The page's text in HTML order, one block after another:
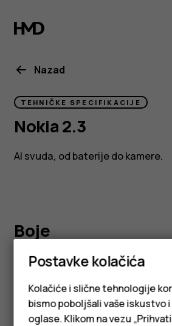
Nokia
2.3
specs
Nazad
TEHNIČKE SPECIFIKACIJE
Nokia 2.3
AI svuda, od baterije do kamere.
Boje
Postavke kolačića
Kolačiće i slične tehnologije
bismo poboljšali vaše iskustvo
oglase. Klikom na vezu